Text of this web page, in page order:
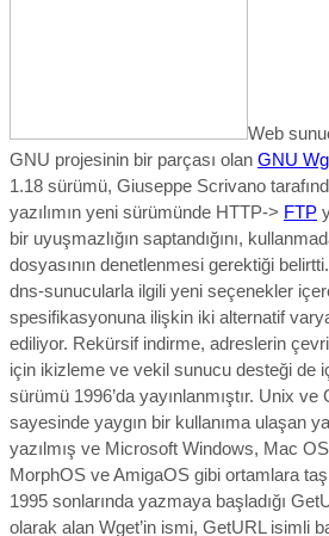
Web
GNU projesinin bir parçası olan GNU
1.18 sürümü, Giuseppe Scrivano
yazılımın yeni sürümünde HTTP-> FTP
bir uyuşmazlığın saptandığını,
dosyasının denetlenmesi gerektiği
dns-sunucularla ilgili yeni seçenekler
spesifikasyonuna ilişkin iki alternatif
ediliyor. Rekürsif indirme, adreslerin
için ikizleme ve vekil sunucu desteği de
sürümü 1996’da yayınlanmıştır. Unix ve
sayesinde yaygın bir kullanıma ulaşan
yazılmış ve Microsoft Windows, Mac
MorphOS ve AmigaOS gibi ortamlara
1995 sonlarında yazmaya başladığı
olarak alan Wget’in ismi, GetURL isimli